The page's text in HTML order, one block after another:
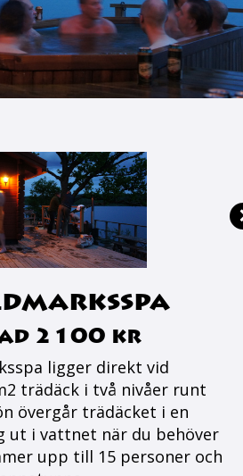
2100 kr
ligger direkt vid
trädäck i två nivåer runt
övergår trädäcket i en
ut i vattnet när du behöver
upp till 15 personer och